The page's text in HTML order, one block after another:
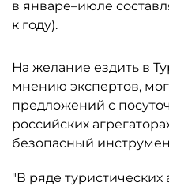
в январе–июле
к году).
На желание ездить в
мнению экспертов,
предложений с
российских
безопасный
"В ряде туристических